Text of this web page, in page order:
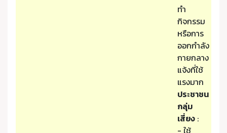
ทำ
กิจกรรม
หรือการ
ออกกำลัง
กายกลาง
แจ้งที่ใช้
แรงมาก
ประชาชน
กลุ่ม
เสี่ยง :